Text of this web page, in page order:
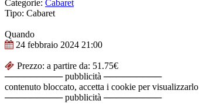
Categorie: Cabaret
Tipo: Cabaret
Quando
24 febbraio 2024 21:00
Prezzo: a partire da: 51.75€
───────── pubblicità ─────────
contenuto bloccato, accetta i cookie per visualizzarlo
───────── pubblicità ─────────